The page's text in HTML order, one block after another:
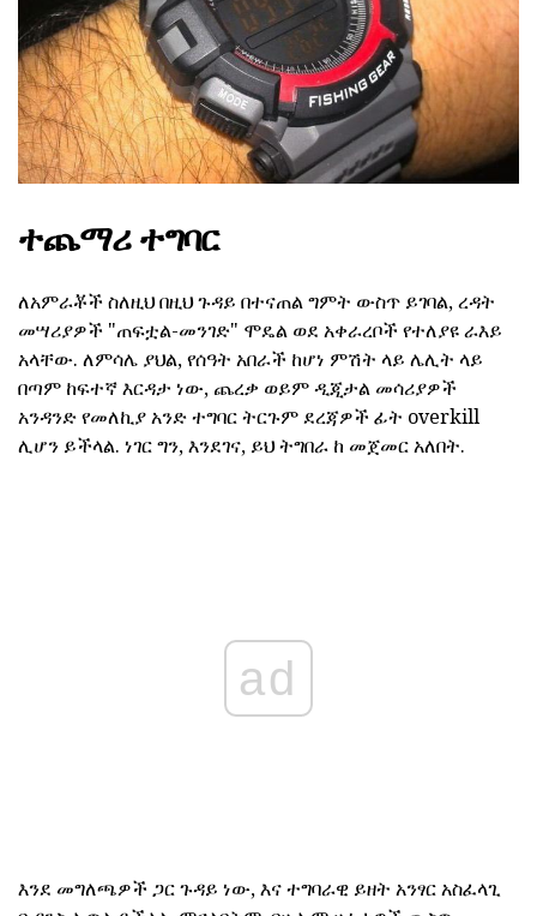
ተጨማሪ ተግባር
ለአምራቾች ስለዚህ በዚህ ጉዳይ በተናጠል ግምት ውስጥ ይገባል, ረዳት
መሣሪያዎች "ጠፍቷል-መንገድ" ሞዴል ወደ አቀራረቦች የተለያዩ ራእይ
አላቸው. ለምሳሌ ያህል, የሰዓት አበራች ከሆነ ምሽት ላይ ሌሊት ላይ
በጣም ከፍተኛ እርዳታ ነው, ጨረቃ ወይም ዲጂታል መሳሪያዎች
አንዳንድ የመለኪያ አንድ ተግባር ትርጉም ደረጃዎች ፊት overkill
ሊሆን ይችላል. ነገር ግን, እንደገና, ይህ ትግበራ ከ መጀመር አለበት.
ad
እንደ መግለጫዎች ጋር ጉዳይ ነው, እና ተግባራዊ ይዘት አንፃር አስፈላጊ